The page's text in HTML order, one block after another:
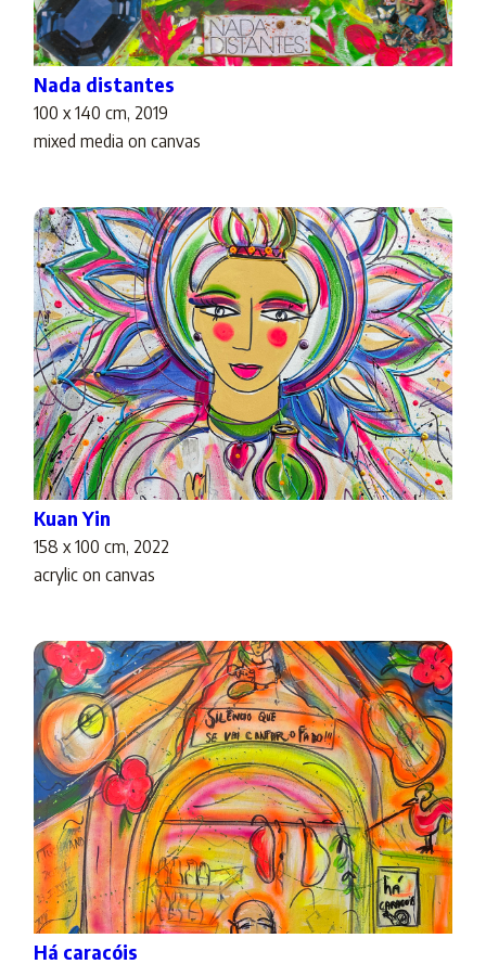
Nada distantes
100 x 140 cm, 2019
mixed media on canvas
Kuan Yin
158 x 100 cm, 2022
acrylic on canvas
Há caracóis